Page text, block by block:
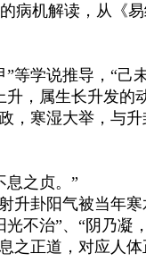
病机解读，从《
”等学说推导，“
升，属生长升发的
，寒湿大举，与
息之贞。”
升卦阳气被当年
不治”、“阴乃凝
之正道，对应人